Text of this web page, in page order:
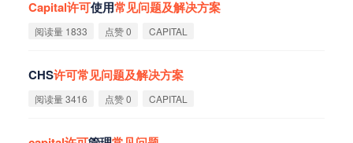
Capital许可使用常见问题及解决方案
阅读量 1833 点赞 0 CAPITAL
CHS许可常见问题及解决方案
阅读量 3416 点赞 0 CAPITAL